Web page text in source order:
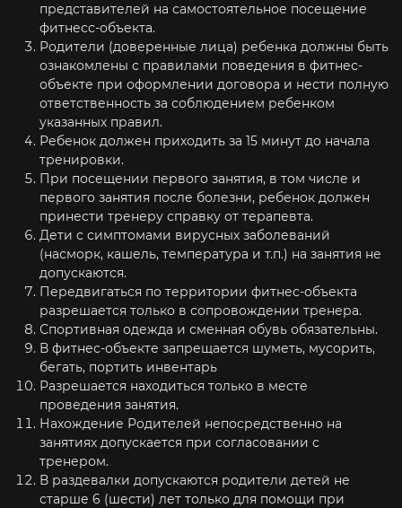
представителей на самостоятельное посещение
фитнесс-объекта.
Родители (доверенные лица) ребенка должны быть
ознакомлены с правилами поведения в фитнес-
объекте при оформлении договора и нести полную
ответственность за соблюдением ребенком
указанных правил.
Ребенок должен приходить за 15 минут до начала
тренировки.
При посещении первого занятия, в том числе и
первого занятия после болезни, ребенок должен
принести тренеру справку от терапевта.
Дети с симптомами вирусных заболеваний
(насморк, кашель, температура и т.п.) на занятия не
допускаются.
Передвигаться по территории фитнес-объекта
разрешается только в сопровождении тренера.
Спортивная одежда и сменная обувь обязательны.
В фитнес-объекте запрещается шуметь, мусорить,
бегать, портить инвентарь
Разрешается находиться только в месте
проведения занятия.
Нахождение Родителей непосредственно на
занятиях допускается при согласовании с
тренером.
В раздевалки допускаются родители детей не
старше 6 (шести) лет только для помощи при